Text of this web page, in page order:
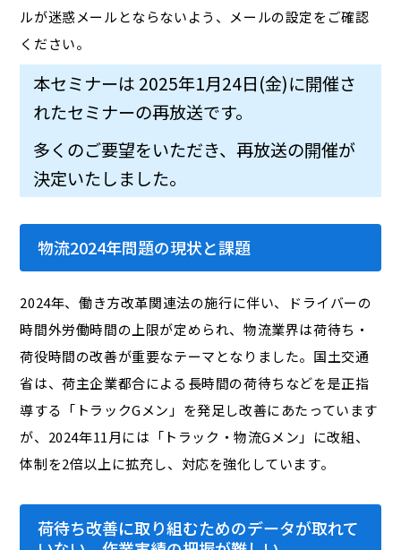
ルが迷惑メールとならないよう、メールの設定をご確認
ください。
本セミナーは 2025年1月24日(金)に開催さ
れたセミナーの再放送です。
多くのご要望をいただき、再放送の開催が
決定いたしました。
物流2024年問題の現状と課題
2024年、働き方改革関連法の施行に伴い、ドライバーの
時間外労働時間の上限が定められ、物流業界は荷待ち・
荷役時間の改善が重要なテーマとなりました。国土交通
省は、荷主企業都合による長時間の荷待ちなどを是正指
導する「トラックGメン」を発足し改善にあたっています
が、2024年11月には「トラック・物流Gメン」に改組、
体制を2倍以上に拡充し、対応を強化しています。
荷待ち改善に取り組むためのデータが取れて